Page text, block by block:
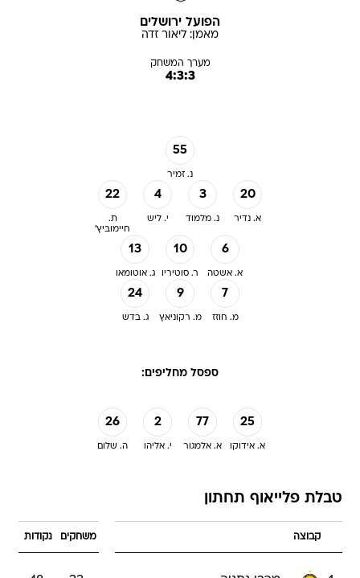
הפועל ירושלים
מאמן: ליאור זדה
מערך המשחק
4:3:3
55
נ. זמיר
22
ת.
חיימוביץ'
4
י. ליש
3
נ. מלמוד
20
א. נדיר
13
ג. אוטומאו
10
ר. סוטיריו
6
א. אשטה
24
ג. בדש
9
מ. רקוניאץ
7
מ. חוזז
ספסל מחליפים:
26
ה. שלום
2
י. אליהו
77
א. אלמגור
25
א. אידוקו
טבלת פלייאוף תחתון
קבוצה משחקים נקודות